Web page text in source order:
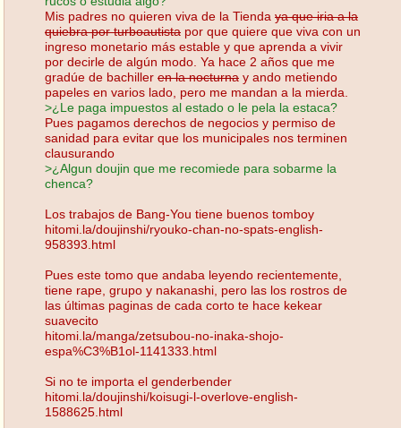
Mis padres no quieren viva de la Tienda ya que iria a la
quiebra por turboautista por que quiere que viva con un
ingreso monetario más estable y que aprenda a vivir
por decirle de algún modo. Ya hace 2 años que me
gradúe de bachiller en la nocturna y ando metiendo
papeles en varios lado, pero me mandan a la mierda.
>¿Le paga impuestos al estado o le pela la estaca?
Pues pagamos derechos de negocios y permiso de
sanidad para evitar que los municipales nos terminen
clausurando
>¿Algun doujin que me recomiede para sobarme la
chenca?
Los trabajos de Bang-You tiene buenos tomboy
hitomi.la/doujinshi/ryouko-chan-no-spats-english-
958393.html
Pues este tomo que andaba leyendo recientemente,
tiene rape, grupo y nakanashi, pero las los rostros de
las últimas paginas de cada corto te hace kekear
suavecito
hitomi.la/manga/zetsubou-no-inaka-shojo-
espa%C3%B1ol-1141333.html
Si no te importa el genderbender
hitomi.la/doujinshi/koisugi-l-overlove-english-
1588625.html